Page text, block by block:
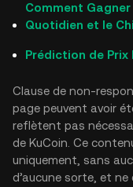
Comment
Quotidien et le
Prédiction de Prix
Clause de non-
page peuvent avoir
reflètent pas
de KuCoin. Ce
uniquement, sans
d’aucune sorte, et